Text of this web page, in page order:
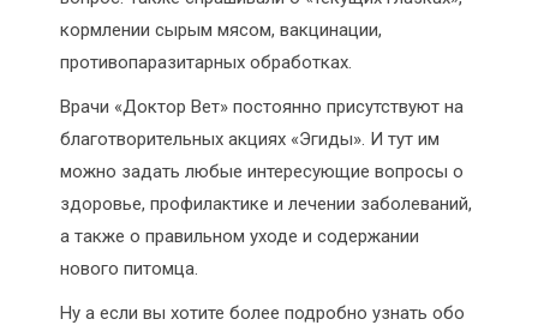
кормлении сырым мясом, вакцинации,
противопаразитарных обработках.
Врачи «Доктор Вет» постоянно присутствуют на
благотворительных акциях «Эгиды». И тут им
можно задать любые интересующие вопросы о
здоровье, профилактике и лечении заболеваний,
а также о правильном уходе и содержании
нового питомца.
Ну а если вы хотите более подробно узнать обо